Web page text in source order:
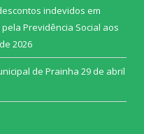
indevidos em
Previdência Social aos
2026
de Prainha 29 de abril